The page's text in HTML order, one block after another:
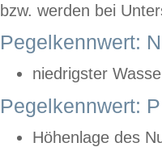
bzw. werden bei
Pegelkennwert:
niedrigster
Pegelkennwert:
Höhenlage des